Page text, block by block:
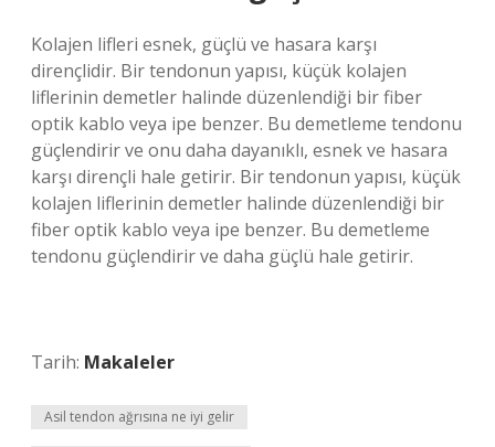
Kolajen lifleri esnek, güçlü ve hasara karşı
dirençlidir. Bir tendonun yapısı, küçük kolajen
liflerinin demetler halinde düzenlendiği bir fiber
optik kablo veya ipe benzer. Bu demetleme tendonu
güçlendirir ve onu daha dayanıklı, esnek ve hasara
karşı dirençli hale getirir. Bir tendonun yapısı, küçük
kolajen liflerinin demetler halinde düzenlendiği bir
fiber optik kablo veya ipe benzer. Bu demetleme
tendonu güçlendirir ve daha güçlü hale getirir.
Tarih: Makaleler
Asil tendon ağrısına ne iyi gelir